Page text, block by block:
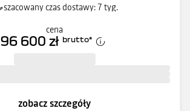
szacowany czas dostawy: 7 tyg.
cena
96 600 zł brutto*
zobacz szczegóły